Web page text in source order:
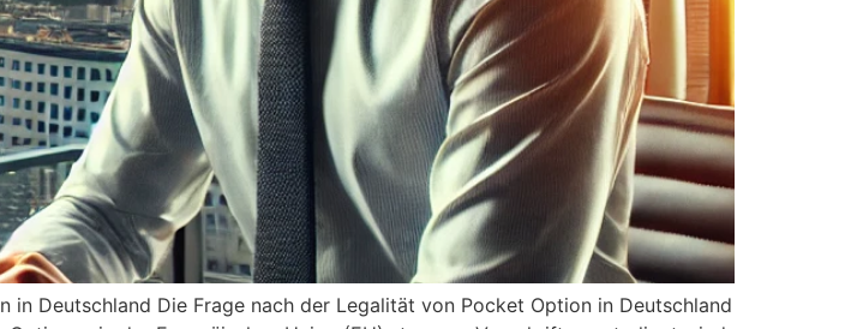
Deutschland Die Frage nach der Legalität von Pocket Option in Deutschland